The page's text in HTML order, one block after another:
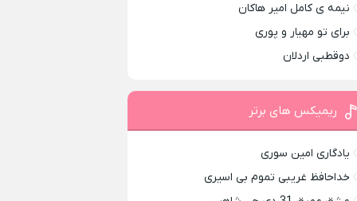
نیمه ی کامل امیر هاکان
برای تو مهیار و پوری
دوقطبی اردلان
ریمیکس های برتر
یادگاری امین سوری
خداحافظ غریبی تموم بی اسیری